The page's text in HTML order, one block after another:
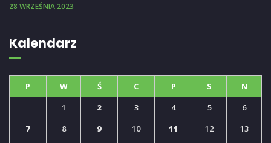
28 WRZEŚNIA 2023
Kalendarz
P W Ś C P S N
1 2 3 4 5
6
7
8 9 10 11 12
13